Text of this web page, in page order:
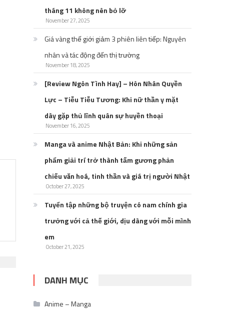
tháng 11 không nên bỏ lỡ
November 27, 2025
Giá vàng thế giới giảm 3 phiên liên tiếp: Nguyên
nhân và tác động đến thị trường
November 18, 2025
[Review Ngôn Tình Hay] – Hôn Nhân Quyền
Lực – Tiễu Tiễu Tương: Khi nữ thần y mặt
dày gặp thủ lĩnh quân sự huyền thoại
November 16, 2025
Manga và anime Nhật Bản: Khi những sản
phẩm giải trí trở thành tấm gương phản
chiếu văn hoá, tinh thần và giá trị người Nhật
October 27, 2025
Tuyển tập những bộ truyện có nam chính gia
trưởng với cả thế giới, dịu dàng với mỗi mình
em
October 21, 2025
DANH MỤC
Anime – Manga